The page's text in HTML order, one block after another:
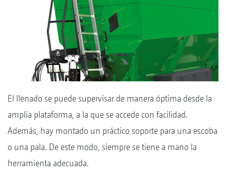
El llenado se puede supervisar de manera óptima desde la
amplia plataforma, a la que se accede con facilidad.
Además, hay montado un práctico soporte para una escoba
o una pala. De este modo, siempre se tiene a mano la
herramienta adecuada.